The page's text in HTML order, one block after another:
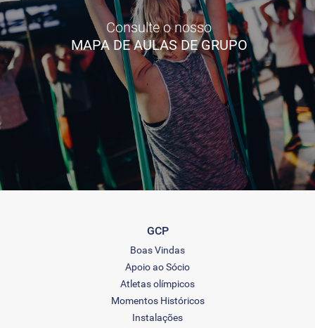
Consulte o nosso
MAPA DE AULAS DE GRUPO
GCP
Boas Vindas
Apoio ao Sócio
Atletas olímpicos
Momentos Históricos
Instalações